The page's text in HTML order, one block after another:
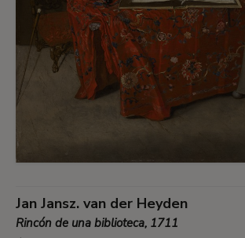
Jan Jansz. van der Heyden
Rincón de una biblioteca, 1711